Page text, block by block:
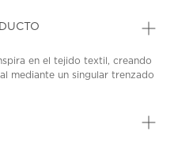
en el tejido textil, creando
mediante un singular trenzado